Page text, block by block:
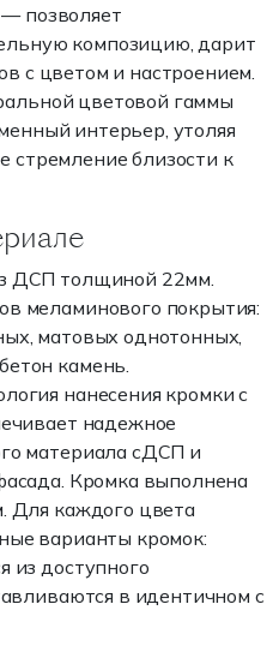
позволяет
композицию, дарит
с цветом и настроением.
цветовой гаммы
интерьер, утоляя
стремление близости к
ДСП толщиной 22мм.
меламинового покрытия:
матовых однотонных,
камень.
нанесения кромки с
надежное
материала сДСП и
Кромка выполнена
Для каждого цвета
варианты кромок:
из доступного
в идентичном с